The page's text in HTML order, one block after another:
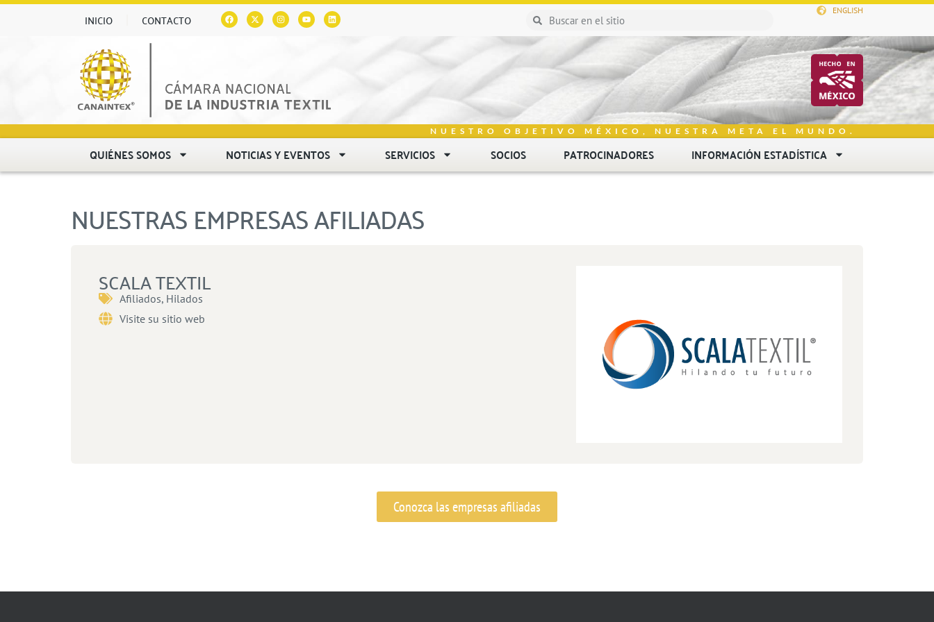
INICIO CONTACTO
ENGLISH
NUESTRO OBJETIVO MÉXICO, NUESTRA META EL MUNDO.
QUIÉNES SOMOS NOTICIAS Y EVENTOS SERVICIOS SOCIOS PATROCINADORES INFORMACIÓN ESTADÍSTICA
NUESTRAS EMPRESAS AFILIADAS
SCALA TEXTIL
Afiliados, Hilados
Visite su sitio web
Conozca las empresas afiliadas